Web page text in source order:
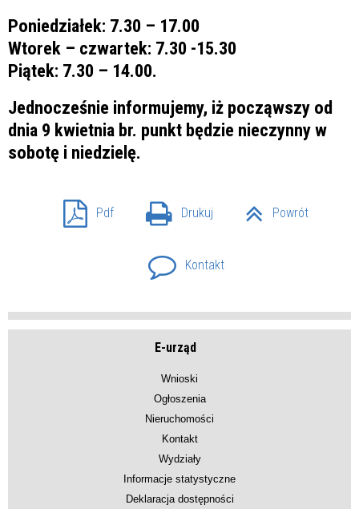
Poniedziałek: 7.30 – 17.00
Wtorek – czwartek: 7.30 -15.30
Piątek: 7.30 – 14.00.
Jednocześnie informujemy, iż począwszy od
dnia 9 kwietnia br. punkt będzie nieczynny w
sobotę i niedzielę.
Pdf Drukuj Powrót
Kontakt
E-urząd
Wnioski
Ogłoszenia
Nieruchomości
Kontakt
Wydziały
Informacje statystyczne
Deklaracja dostępności